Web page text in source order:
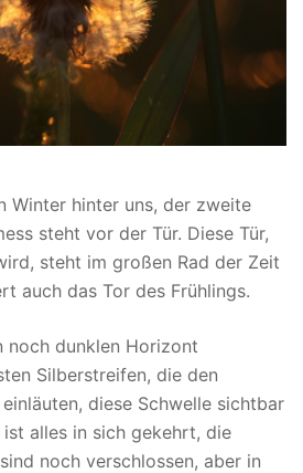
Winter hinter uns, der zweite
steht vor der Tür. Diese Tür,
steht im großen Rad der Zeit
auch das Tor des Frühlings.
noch dunklen Horizont
Silberstreifen, die den
diese Schwelle sichtbar
alles in sich gekehrt, die
noch verschlossen, aber in